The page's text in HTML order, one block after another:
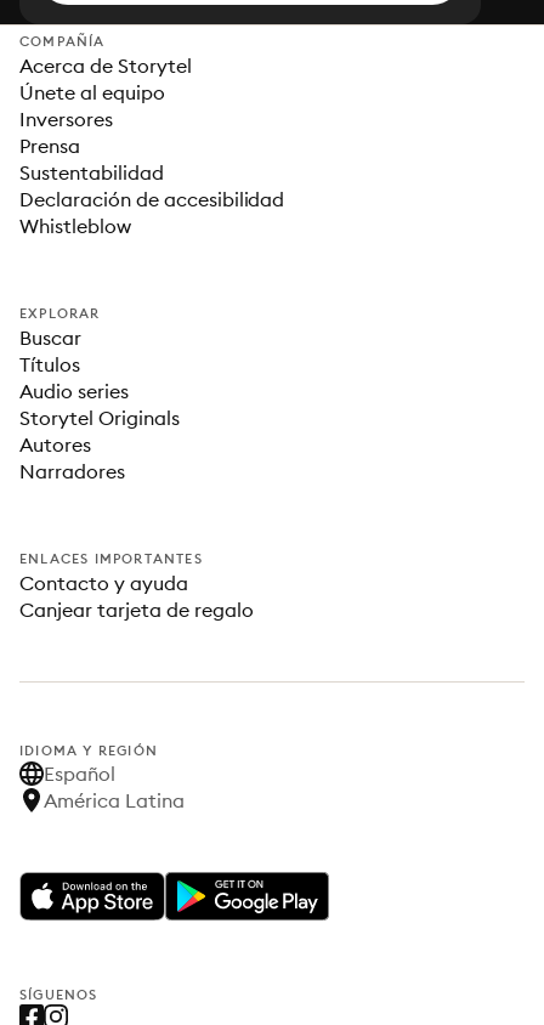
COMPAÑÍA
Acerca de Storytel
Únete al equipo
Inversores
Prensa
Sustentabilidad
Declaración de accesibilidad
Whistleblow
EXPLORAR
Buscar
Títulos
Audio series
Storytel Originals
Autores
Narradores
ENLACES IMPORTANTES
Contacto y ayuda
Canjear tarjeta de regalo
IDIOMA Y REGIÓN
Español
América Latina
SÍGUENOS